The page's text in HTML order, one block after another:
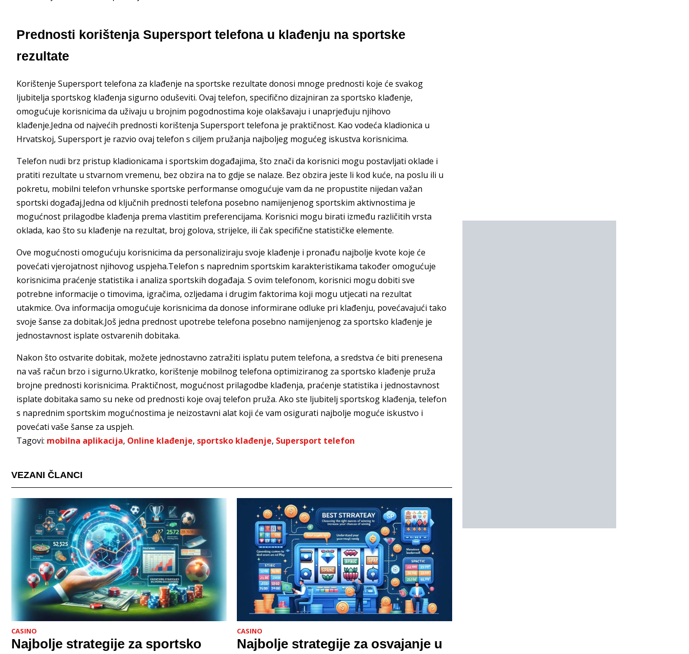
Prednosti korištenja Supersport telefona u klađenju na sportske
rezultate
Korištenje Supersport telefona za klađenje na sportske rezultate donosi mnoge prednosti koje će svakog
ljubitelja sportskog klađenja sigurno oduševiti. Ovaj telefon, specifično dizajniran za sportsko klađenje,
omogućuje korisnicima da uživaju u brojnim pogodnostima koje olakšavaju i unaprjeđuju njihovo
klađenje.Jedna od najvećih prednosti korištenja Supersport telefona je praktičnost. Kao vodeća kladionica u
Hrvatskoj, Supersport je razvio ovaj telefon s ciljem pružanja najboljeg mogućeg iskustva korisnicima.
Telefon nudi brz pristup kladionicama i sportskim događajima, što znači da korisnici mogu postavljati oklade i
pratiti rezultate u stvarnom vremenu, bez obzira na to gdje se nalaze. Bez obzira jeste li kod kuće, na poslu ili u
pokretu, mobilni telefon vrhunske sportske performanse omogućuje vam da ne propustite nijedan važan
sportski događaj.Jedna od ključnih prednosti telefona posebno namijenjenog sportskim aktivnostima je
mogućnost prilagodbe klađenja prema vlastitim preferencijama. Korisnici mogu birati između različitih vrsta
oklada, kao što su klađenje na rezultat, broj golova, strijelce, ili čak specifične statističke elemente.
Ove mogućnosti omogućuju korisnicima da personaliziraju svoje klađenje i pronađu najbolje kvote koje će
povećati vjerojatnost njihovog uspjeha.Telefon s naprednim sportskim karakteristikama također omogućuje
korisnicima praćenje statistika i analiza sportskih događaja. S ovim telefonom, korisnici mogu dobiti sve
potrebne informacije o timovima, igračima, ozljedama i drugim faktorima koji mogu utjecati na rezultat
utakmice. Ova informacija omogućuje korisnicima da donose informirane odluke pri klađenju, povećavajući tako
svoje šanse za dobitak.Još jedna prednost upotrebe telefona posebno namijenjenog za sportsko klađenje je
jednostavnost isplate ostvarenih dobitaka.
Nakon što ostvarite dobitak, možete jednostavno zatražiti isplatu putem telefona, a sredstva će biti prenesena
na vaš račun brzo i sigurno.Ukratko, korištenje mobilnog telefona optimiziranog za sportsko klađenje pruža
brojne prednosti korisnicima. Praktičnost, mogućnost prilagodbe klađenja, praćenje statistika i jednostavnost
isplate dobitaka samo su neke od prednosti koje ovaj telefon pruža. Ako ste ljubitelj sportskog klađenja, telefon
s naprednim sportskim mogućnostima je neizostavni alat koji će vam osigurati najbolje moguće iskustvo i
povećati vaše šanse za uspjeh.
Tagovi: mobilna aplikacija, Online klađenje, sportsko klađenje, Supersport telefon
VEZANI ČLANCI
CASINO
Najbolje strategije za sportsko
CASINO
Najbolje strategije za osvajanje u